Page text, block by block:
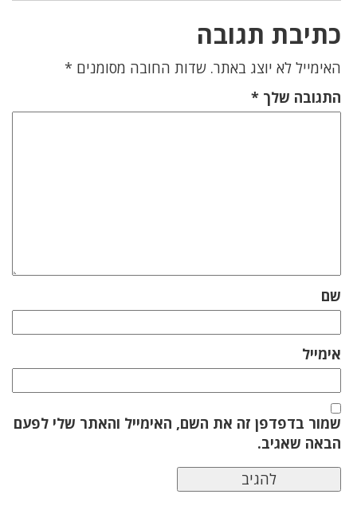
כתיבת תגובה
האימייל לא יוצג באתר. שדות החובה מסומנים *
התגובה שלך *
שם
אימייל
שמור בדפדפן זה את השם, האימייל והאתר שלי לפעם
הבאה שאגיב.